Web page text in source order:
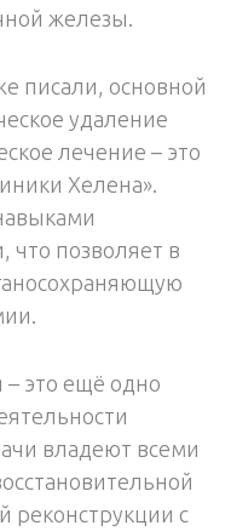
железы.
писали, основной
удаление
лечение – это
Хелена».
что позволяет в
– это ещё одно
владеют всеми
реконструкции с